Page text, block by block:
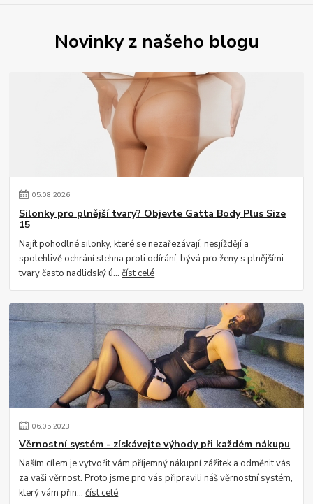
Novinky z našeho blogu
05.08.2026
Silonky pro plnější tvary? Objevte Gatta Body Plus Size
15
Najít pohodlné silonky, které se nezařezávají, nesjíždějí a
spolehlivě ochrání stehna proti odírání, bývá pro ženy s plnějšími
tvary často nadlidský ú...číst celé
06.05.2023
Věrnostní systém - získávejte výhody při každém nákupu
Naším cílem je vytvořit vám příjemný nákupní zážitek a odměnit vás
za vaši věrnost. Proto jsme pro vás připravili náš věrnostní systém,
který vám přin...číst celé